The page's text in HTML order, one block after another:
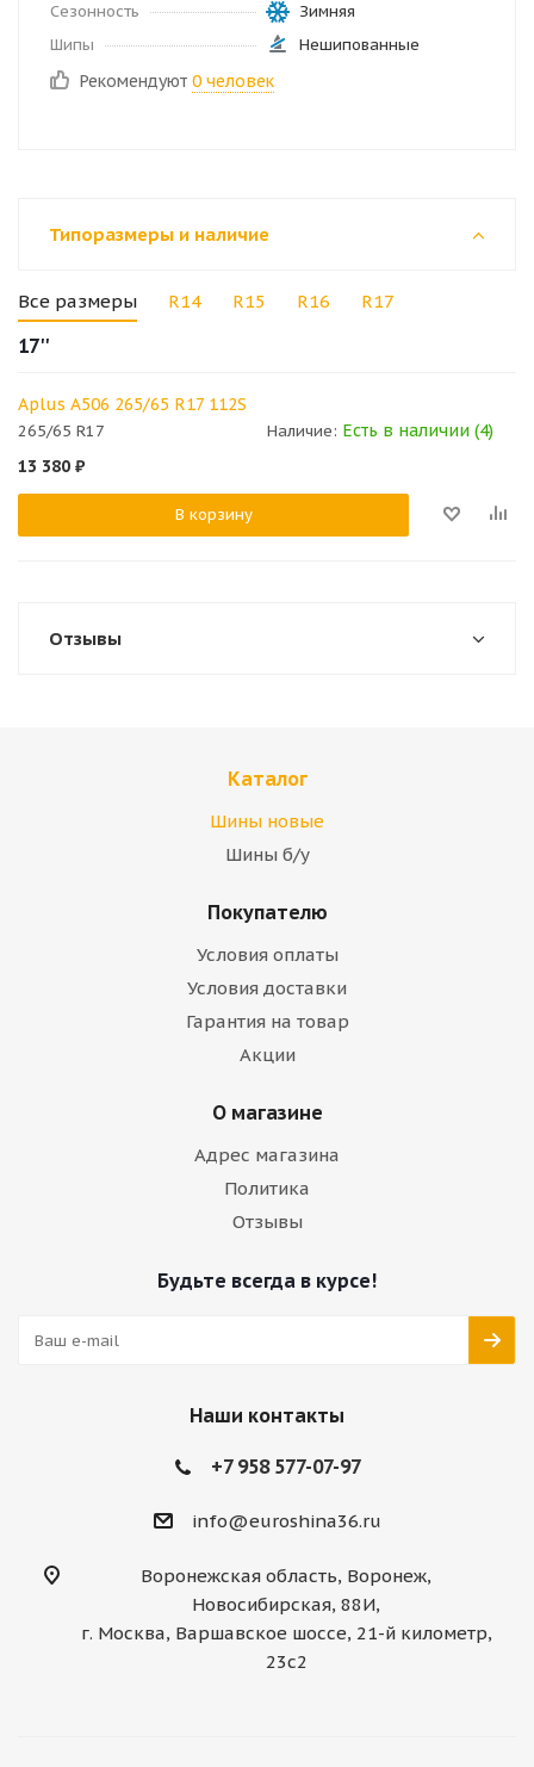
Сезонность
Зимняя
Шипы
Нешипованные
Рекомендуют 0 человек
Типоразмеры и наличие
Все размеры R14 R15 R16 R17
17''
Aplus A506 265/65 R17 112S
265/65 R17 Наличие: Есть в наличии (4)
13 380 ₽
В корзину
Отзывы
Каталог
Шины новые
Шины б/у
Покупателю
Условия оплаты
Условия доставки
Гарантия на товар
Акции
О магазине
Адрес магазина
Политика
Отзывы
Будьте всегда в курсе!
Наши контакты
+7 958 577-07-97
info@euroshina36.ru
Воронежская область, Воронеж,
Новосибирская, 88И,
г. Москва, Варшавское шоссе, 21-й километр,
23с2